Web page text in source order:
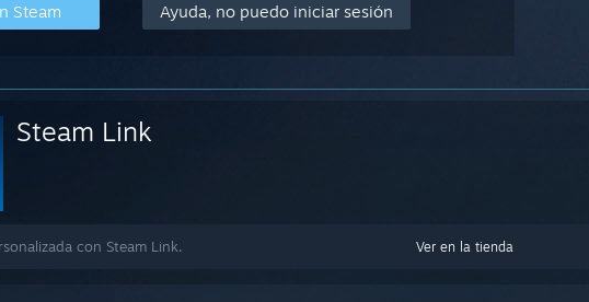
Steam Ayuda, no puedo iniciar sesión
Steam Link
Ver en la tienda
con Steam Link.